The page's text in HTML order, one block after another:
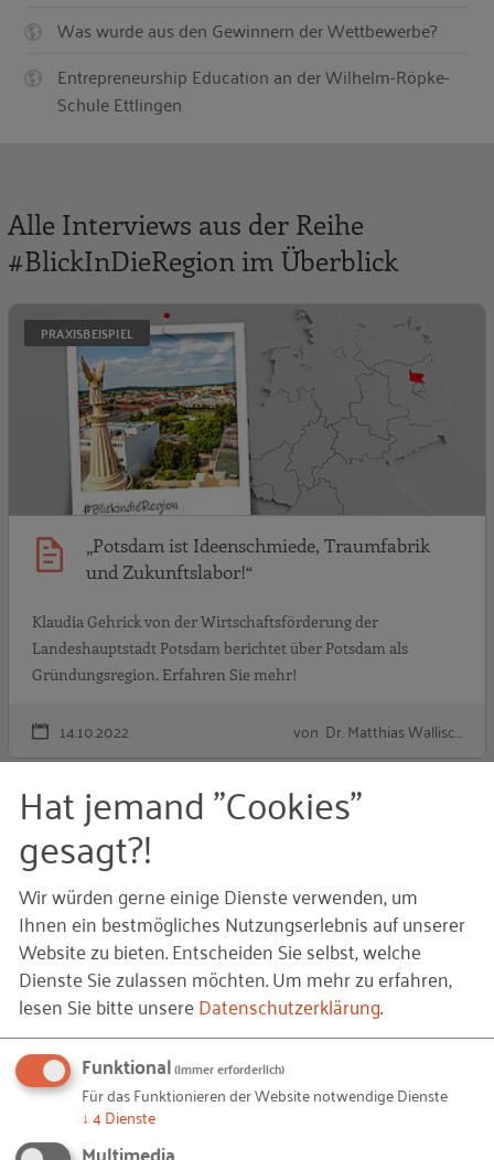
Was wurde aus den Gewinnern der Wettbewerbe?
Entrepreneurship Education an der Wilhelm-Röpke-
Schule Ettlingen
Alle Interviews aus der Reihe
#BlickInDieRegion im Überblick
PRAXISBEISPIEL
„Potsdam ist Ideenschmiede, Traumfabrik
und Zukunftslabor!“
Klaudia Gehrick von der Wirtschaftsförderung der
Landeshauptstadt Potsdam berichtet über Potsdam als
Gründungsregion. Erfahren Sie mehr!
14.10.2022 von Dr. Matthias Wallisc…
PRAXISBEISPIEL
„Ein breit gefächertes, transparentes
Unterstützungsangebot und ein
gründungsfreundliches Klima!“
Heidi Ricke ist Geschäftsführerin der Emsland GmbH in
Meppen. Sie berichtet, was sie im Emsland Gründerinnen und
Hat jemand "Cookies"
gesagt?!
Wir würden gerne einige Dienste verwenden, um
Ihnen ein bestmögliches Nutzungserlebnis auf unserer
Website zu bieten. Entscheiden Sie selbst, welche
Dienste Sie zulassen möchten.Um mehr zu erfahren,
lesen Sie bitte unsereDatenschutzerklärung.
Funktional(immer erforderlich)
Für das Funktionieren der Website notwendige Dienste
↓ 4Dienste